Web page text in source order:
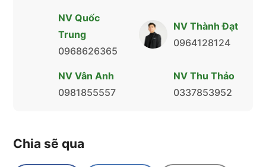
NV Quốc
Trung
0968626365
NV Thành Đạt
0964128124
NV Vân Anh
0981855557
NV Thu Thảo
0337853952
Chia sẽ qua